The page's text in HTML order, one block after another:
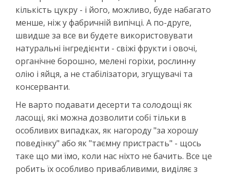
кількість цукру - і його, можливо, буде набагато
менше, ніж у фабричній випічці. А по-друге,
швидше за все ви будете використовувати
натуральні інгредієнти - свіжі фрукти і овочі,
органічне борошно, мелені горіхи, рослинну
олію і яйця, а не стабілізатори, згущувачі та
консерванти.
Не варто подавати десерти та солодощі як
ласощі, які можна дозволити собі тільки в
особливих випадках, як нагороду "за хорошу
поведінку" або як "таємну пристрасть" - щось
таке що ми їмо, коли нас ніхто не бачить. Все це
робить їх особливо привабливими, виділяє з